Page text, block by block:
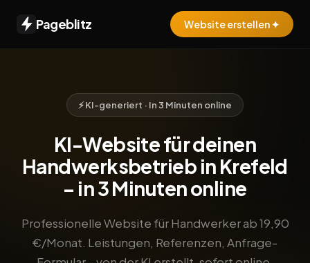
Pageblitz Website erstellen ✦
⚡ KI-generiert · In 3 Minuten online
KI-Website für deinen
Handwerksbetrieb in Krefeld
– in 3 Minuten online
Professionelle Website für Handwerker ab 19,90
€/Monat. Leistungen, Referenzen, Anfrage-